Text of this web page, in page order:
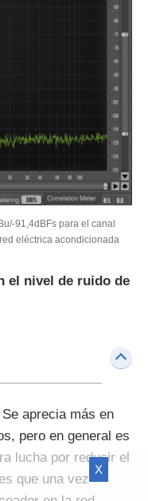
91,4dBFs para el canal
eléctrica acondicionada
el nivel de ruido de
aprecia más en
pero en general es
lucha por reducir el
que una vez
X